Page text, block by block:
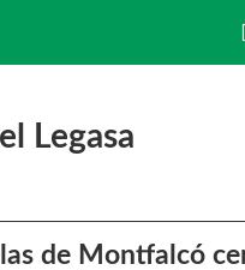
Legasa
de Montfalcó